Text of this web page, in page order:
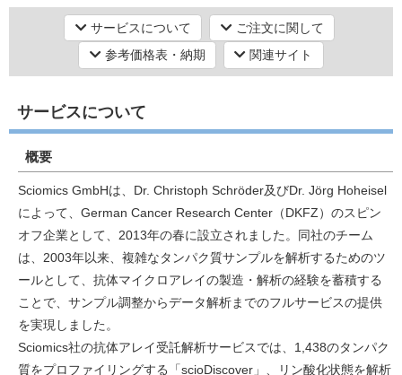
サービスについて
ご注文に関して
参考価格表・納期
関連サイト
サービスについて
概要
Sciomics GmbHは、Dr. Christoph Schröder及びDr. Jörg Hoheisel
によって、German Cancer Research Center（DKFZ）のスピン
オフ企業として、2013年の春に設立されました。同社のチーム
は、2003年以来、複雑なタンパク質サンプルを解析するためのツ
ールとして、抗体マイクロアレイの製造・解析の経験を蓄積する
ことで、サンプル調整からデータ解析までのフルサービスの提供
を実現しました。
Sciomics社の抗体アレイ受託解析サービスでは、1,438のタンパク
質をプロファイリングする「scioDiscover」、リン酸化状態を解析
研究機器オンライン
ラボプランニング
実験フローガイド
ワケンG オンラインショップ
和研薬 ホームページ